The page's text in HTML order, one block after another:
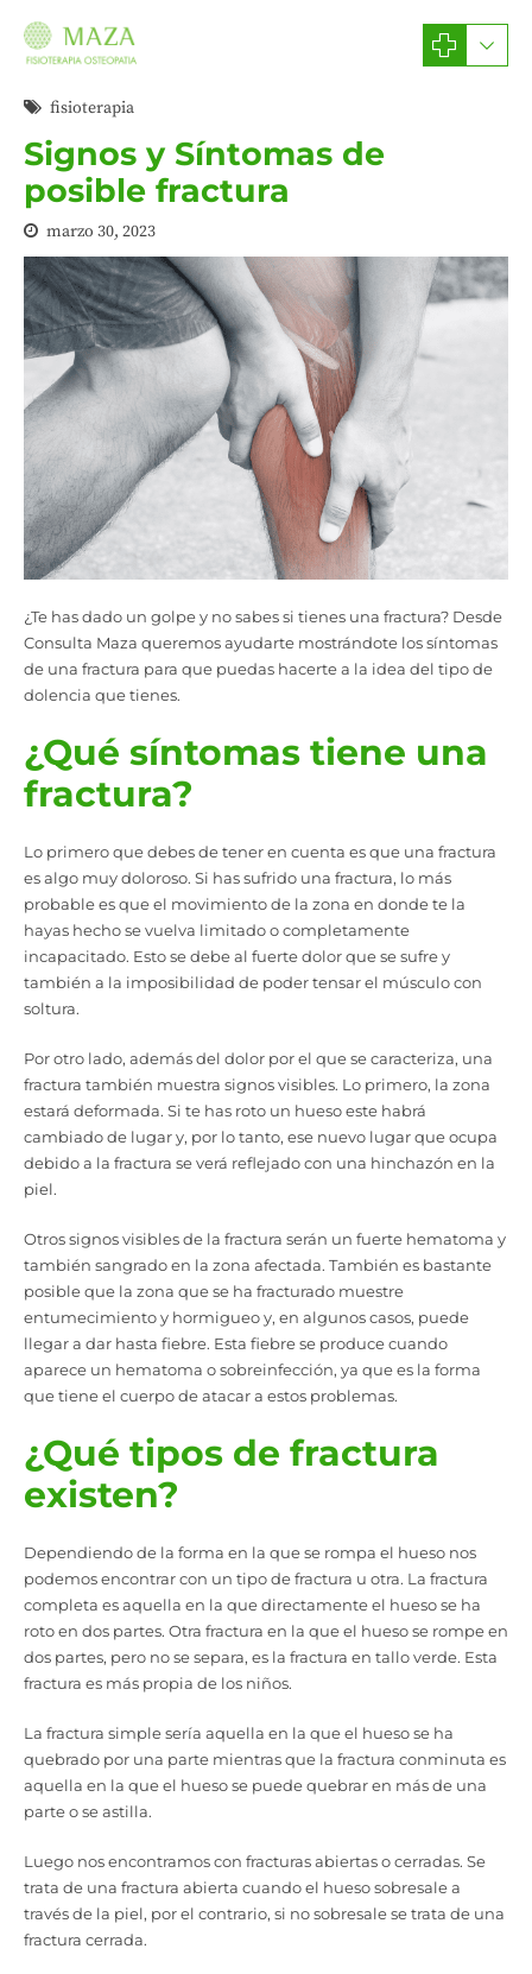
fisioterapia
Signos y Síntomas de
posible fractura
marzo 30, 2023
¿Te has dado un golpe y no sabes si tienes una fractura? Desde
Consulta Maza queremos ayudarte mostrándote los síntomas
de una fractura para que puedas hacerte a la idea del tipo de
dolencia que tienes.
¿Qué síntomas tiene una
fractura?
Lo primero que debes de tener en cuenta es que una fractura
es algo muy doloroso. Si has sufrido una fractura, lo más
probable es que el movimiento de la zona en donde te la
hayas hecho se vuelva limitado o completamente
incapacitado. Esto se debe al fuerte dolor que se sufre y
también a la imposibilidad de poder tensar el músculo con
soltura.
Por otro lado, además del dolor por el que se caracteriza, una
fractura también muestra signos visibles. Lo primero, la zona
estará deformada. Si te has roto un hueso este habrá
cambiado de lugar y, por lo tanto, ese nuevo lugar que ocupa
debido a la fractura se verá reflejado con una hinchazón en la
piel.
Otros signos visibles de la fractura serán un fuerte hematoma y
también sangrado en la zona afectada. También es bastante
posible que la zona que se ha fracturado muestre
entumecimiento y hormigueo y, en algunos casos, puede
llegar a dar hasta fiebre. Esta fiebre se produce cuando
aparece un hematoma o sobreinfección, ya que es la forma
que tiene el cuerpo de atacar a estos problemas.
¿Qué tipos de fractura
existen?
Dependiendo de la forma en la que se rompa el hueso nos
podemos encontrar con un tipo de fractura u otra. La fractura
completa es aquella en la que directamente el hueso se ha
roto en dos partes. Otra fractura en la que el hueso se rompe en
dos partes, pero no se separa, es la fractura en tallo verde. Esta
fractura es más propia de los niños.
La fractura simple sería aquella en la que el hueso se ha
quebrado por una parte mientras que la fractura conminuta es
aquella en la que el hueso se puede quebrar en más de una
parte o se astilla.
Luego nos encontramos con fracturas abiertas o cerradas. Se
trata de una fractura abierta cuando el hueso sobresale a
través de la piel, por el contrario, si no sobresale se trata de una
fractura cerrada.